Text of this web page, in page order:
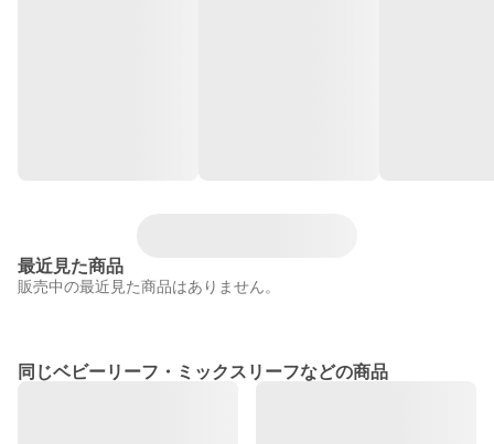
最近見た商品
販売中の最近見た商品はありません。
同じベビーリーフ・ミックスリーフなどの商品